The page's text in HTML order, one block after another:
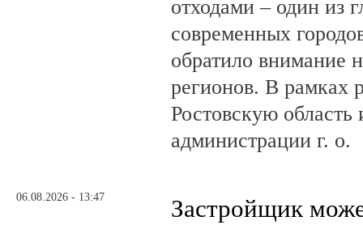
отходами – один из
современных
обратило внимание
регионов. В рамках
Ростовскую
администрации г. о.
06.08.2026 - 13:47
Застройщик